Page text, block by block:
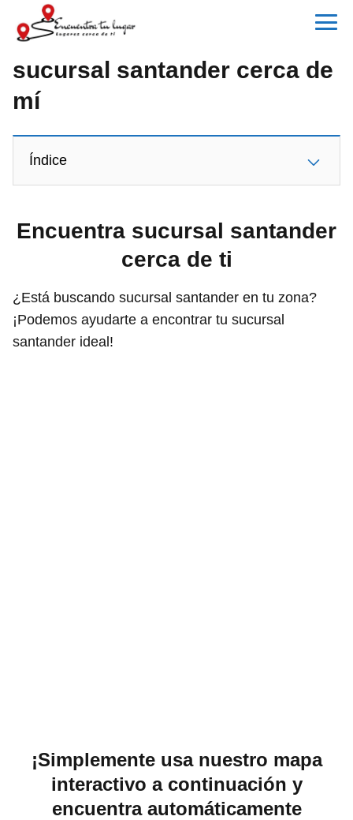
sucursal santander cerca de
mí
Índice
Encuentra sucursal santander
cerca de ti
¿Está buscando sucursal santander en tu zona?
¡Podemos ayudarte a encontrar tu sucursal
santander ideal!
¡Simplemente usa nuestro mapa
interactivo a continuación y
encuentra automáticamente